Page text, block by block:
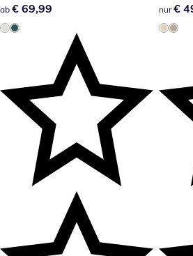
€ 69,99
ab € 69,99 €
nur €